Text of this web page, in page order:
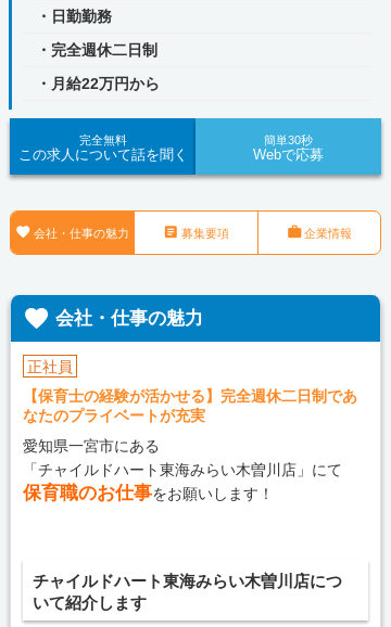
・日勤勤務
・完全週休二日制
・月給22万円から
完全無料
この求人について話を聞く
簡単30秒
Webで応募
 会社・仕事の魅力  募集要項 企業情報
 会社・仕事の魅力
正社員
【保育士の経験が活かせる】完全週休二日制であ
なたのプライベートが充実
愛知県一宮市にある
「チャイルドハート東海みらい木曽川店」にて
保育職のお仕事をお願いします！
チャイルドハート東海みらい木曽川店につ
いて紹介します